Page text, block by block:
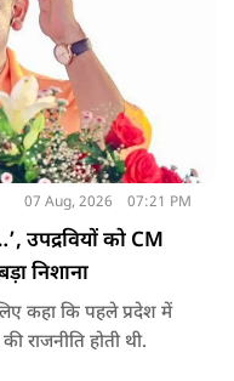
07 Aug, 2026 07:21 PM
उपद्रवियों को CM
निशाना
कहा कि पहले प्रदेश में
राजनीति होती थी.